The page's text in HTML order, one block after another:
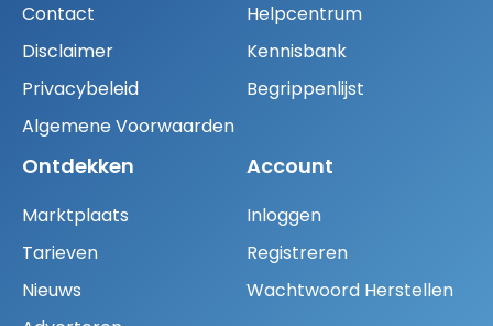
Contact
Disclaimer
Privacybeleid
Algemene Voorwaarden
Helpcentrum
Kennisbank
Begrippenlijst
Ontdekken
Marktplaats
Tarieven
Nieuws
Account
Inloggen
Registreren
Wachtwoord Herstellen